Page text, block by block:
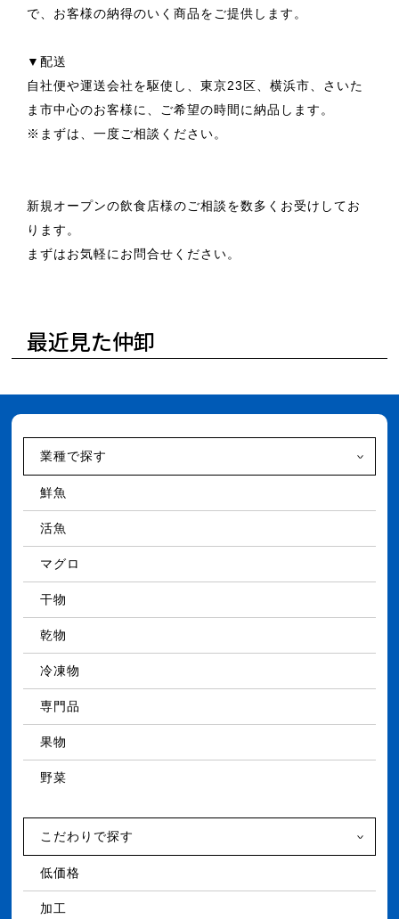
で、お客様の納得のいく商品をご提供します。
▼配送
自社便や運送会社を駆使し、東京23区、横浜市、さいた
ま市中心のお客様に、ご希望の時間に納品します。
※まずは、一度ご相談ください。
新規オープンの飲食店様のご相談を数多くお受けしてお
ります。
まずはお気軽にお問合せください。
最近見た仲卸
業種で探す
鮮魚
活魚
マグロ
干物
乾物
冷凍物
専門品
果物
野菜
こだわりで探す
低価格
加工